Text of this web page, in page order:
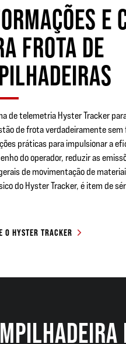
E
FROTA DE
de telemetria Hyster Tracker
de frota verdadeiramente
práticas para impulsionar a
do operador, reduzir as
de movimentação de
do Hyster Tracker, é item de
O HYSTER TRACKER